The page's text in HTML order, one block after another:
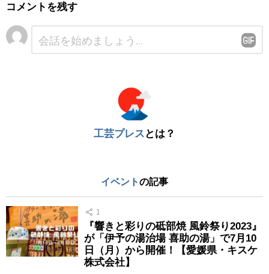
コメントを残す
工芸プレス とは？
イベントの記事
1
『響きと彩りの砥部焼 風鈴祭り2023』
が「伊予の湯治場 喜助の湯」で7月10
日（月）から開催！【愛媛県・キスケ
株式会社】